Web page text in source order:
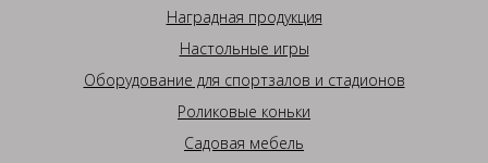
Наградная продукция
Настольные игры
Оборудование для спортзалов и стадионов
Роликовые коньки
Садовая мебель